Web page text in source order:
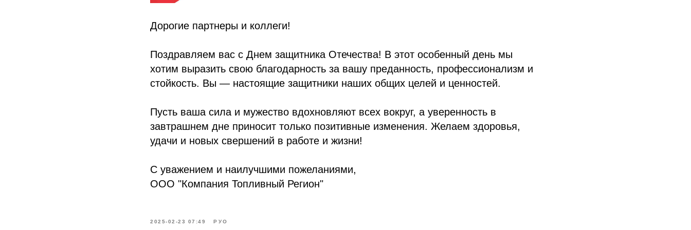
Дорогие партнеры и коллеги!
Поздравляем вас с Днем защитника Отечества! В этот особенный день мы
хотим выразить свою благодарность за вашу преданность, профессионализм и
стойкость. Вы — настоящие защитники наших общих целей и ценностей.
Пусть ваша сила и мужество вдохновляют всех вокруг, а уверенность в
завтрашнем дне приносит только позитивные изменения. Желаем здоровья,
удачи и новых свершений в работе и жизни!
С уважением и наилучшими пожеланиями,
ООО "Компания Топливный Регион"
2025-02-23 07:49 РУО